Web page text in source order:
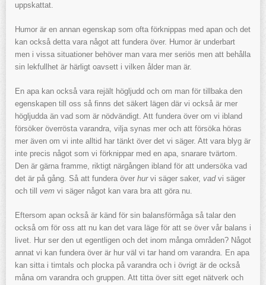
uppskattat.
Humor är en annan egenskap som ofta förknippas med apan och det
kan också detta vara något att fundera över. Humor är underbart
men i vissa situationer behöver man vara mer seriös men att behålla
sin lekfullhet är härligt oavsett i vilken ålder man är.
En apa kan också vara rejält högljudd och om man för tillbaka den
egenskapen till oss så finns det säkert lägen där vi också är mer
högljudda än vad som är nödvändigt. Att fundera över om vi ibland
försöker överrösta varandra, vilja synas mer och att försöka höras
mer även om vi inte alltid har tänkt över det vi säger. Att vara blyg är
inte precis något som vi förknippar med en apa, snarare tvärtom.
Den är gärna framme, riktigt närgången ibland för att undersöka vad
det är på gång. Så att fundera över hurvi säger saker, vadvi säger
och till vem vi säger något kan vara bra att göra nu.
Eftersom apan också är känd för sin balansförmåga så talar den
också om för oss att nu kan det vara läge för att se över vår balans i
livet. Hur ser den ut egentligen och det inom många områden? Något
annat vi kan fundera över är hur väl vi tar hand om varandra. En apa
kan sitta i timtals och plocka på varandra och i övrigt är de också
måna om varandra och gruppen. Att titta över sitt eget nätverk och